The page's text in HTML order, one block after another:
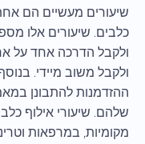
שיעורים מעשיים הם
כלבים. שיעורים אלו
ולקבל הדרכה אחד על
ולקבל משוב מיידי.
ההזדמנות להתבונן
שלהם. שיעורי אילוף
מקומיות, במרפאות